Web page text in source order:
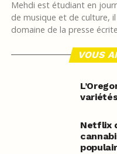
Mehdi est étudiant en
de musique et de culture,
domaine de la presse
VOUS
Netflix